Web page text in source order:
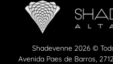
Shadevenne 2026 ©
Avenida Paes de Barros,